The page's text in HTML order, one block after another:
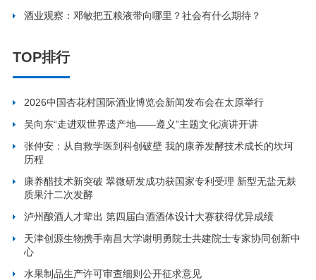
酒业观察：邓敏把五粮液带向哪里？社会有什么期待？
TOP排行
2026中国杏花村国际酒业博览会新闻发布会在太原举行
吴向东“走进双世界遗产地——遵义”主题文化演讲开讲
张仲安：从自救学医到科创破壁 我的康养发酵技术成长的坎坷
历程
康养醋技术新突破 翠微研发成功获国家专利受理 新型无盐无麸
质果汁二次发酵
泸州酿酒人才辈出 第四届白酒酒体设计大赛获得优异成绩
天津创源生物携手南昌大学谢明勇院士共建院士专家协同创新中
心
水果制品生产许可审查细则公开征求意见